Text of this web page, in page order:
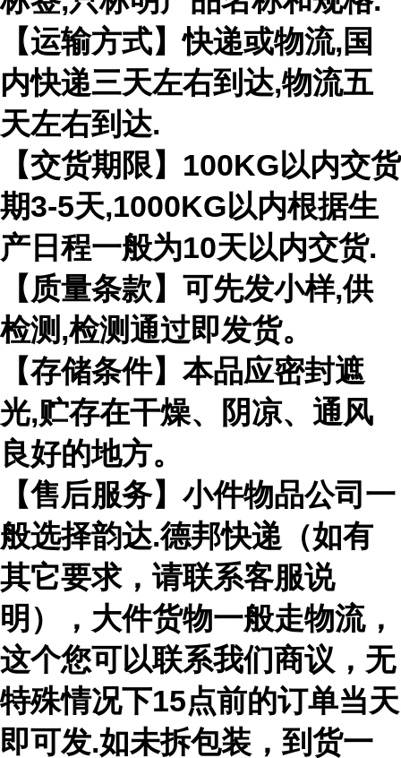
【运输方式】快递或物流,国
内快递三天左右到达,物流五
天左右到达.
【交货期限】100KG以内交货
期3-5天,1000KG以内根据生
产日程一般为10天以内交货.
【质量条款】可先发小样,供
检测,检测通过即发货。
【存储条件】本品应密封遮
光,贮存在干燥、阴凉、通风
良好的地方。
【售后服务】小件物品公司一
般选择韵达.德邦快递（如有
其它要求，请联系客服说
明），大件货物一般走物流，
这个您可以联系我们商议，无
特殊情况下15点前的订单当天
即可发.如未拆包装，到货一